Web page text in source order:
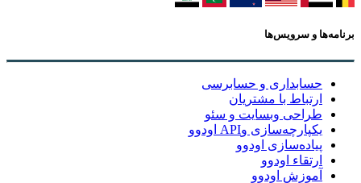
برنامه‌ها و سرویس‌ها
حسابداری و حسابرسی
ارتباط با مشتریان
طراحی وبسایت و سئو
یکپارچه‌سازی وAPI اودوو
پیاده‌سازی اودوو
ارتقاء اودوو
آموزش اودوو